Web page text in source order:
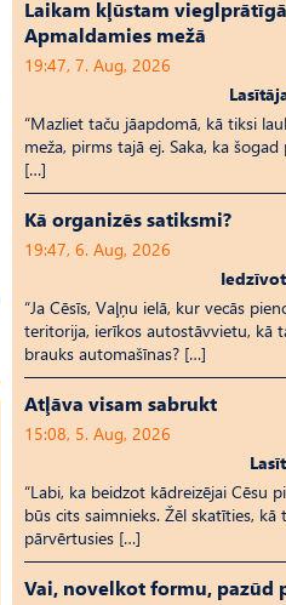
Laikam kļūstam
Apmaldamies mežā
19:47, 7. Aug, 2026
“Mazliet taču jāapdomā, kā tiksi
meža, pirms tajā ej. Saka, ka šogad
[…]
Kā organizēs satiksmi?
19:47, 6. Aug, 2026
“Ja Cēsīs, Vaļņu ielā, kur vecās
teritorija, ierīkos autostāvvietu, kā
brauks automašīnas? […]
Atļāva visam sabrukt
15:08, 5. Aug, 2026
“Labi, ka beidzot kādreizējai Cēsu
būs cits saimnieks. Žēl skatīties, kā
pārvērtusies […]
Vai, novelkot formu, pazūd